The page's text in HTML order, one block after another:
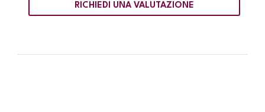
RICHIEDI UNA VALUTAZIONE